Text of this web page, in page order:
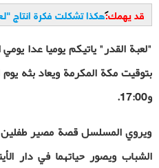
قد يهمك:هكذا تشكلت فكرة انتاج
و17:00.
ويروي المسلسل قصة مصير طفلين
الشباب ويصور حياتهما في دار